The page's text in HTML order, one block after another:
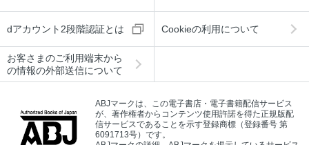
dアカウント2段階認証とは Cookieの利用について
お客さまのご利用端末から
の情報の外部送信について
ABJマークは、この電子書店・電子書籍配信サービス
が、著作権者からコンテンツ使用許諾を得た正規版配
信サービスであることを示す登録商標（登録番号 第
6091713号）です。